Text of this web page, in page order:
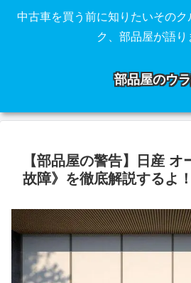
中古車を買う前に知りたいその
ク、部品屋が語り
部品屋のウ
【部品屋の警告】日産 オ
故障》を徹底解説するよ！